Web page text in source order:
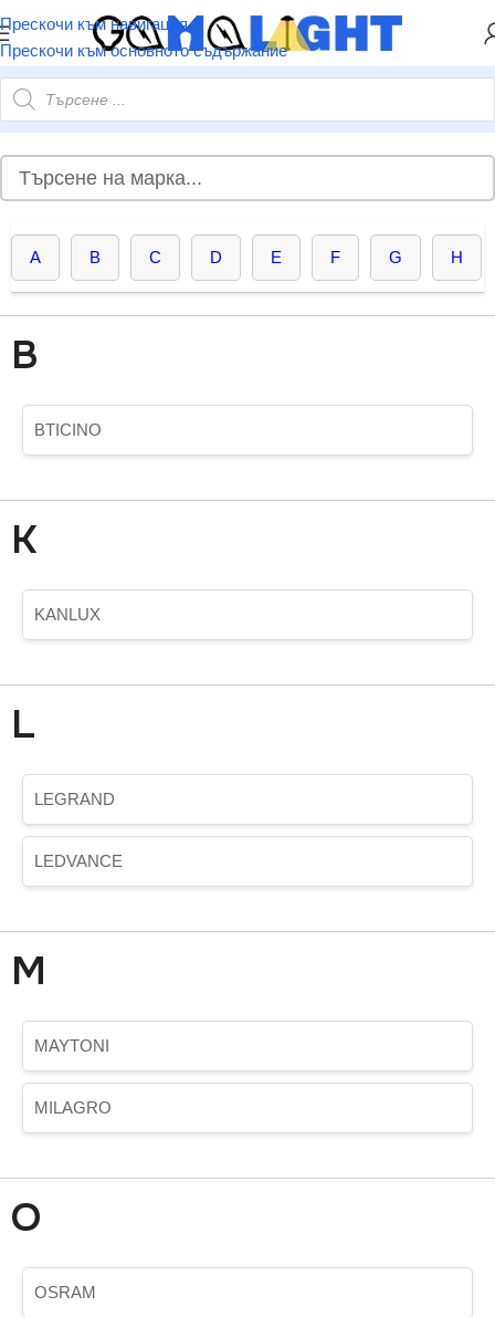
Прескочи към навигация
Прескочи към основното съдържание
НАМАЛЕНИЕ ОТ 5%
A B C D E F G H
B
BTICINO
K
KANLUX
L
LEGRAND
LEDVANCE
M
MAYTONI
MILAGRO
O
OSRAM